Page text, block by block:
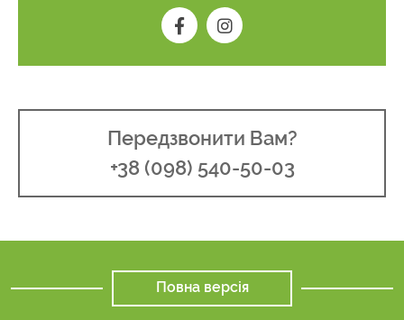
Передзвонити Вам?
+38 (098) 540-50-03
Повна версія